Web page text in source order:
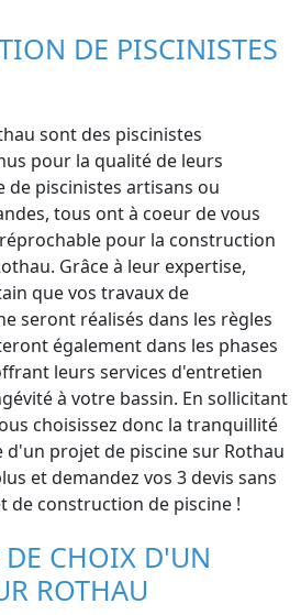
DE PISCINISTES
sont des piscinistes
pour la qualité de leurs
de piscinistes artisans ou
tous ont à coeur de vous
pour la construction
Grâce à leur expertise,
que vos travaux de
seront réalisés dans les règles
également dans les phases
leurs services d'entretien
à votre bassin. En sollicitant
choisissez donc la tranquillité
d'un projet de piscine sur Rothau
et demandez vos 3 devis sans
construction de piscine !
DE CHOIX D'UN
ROTHAU